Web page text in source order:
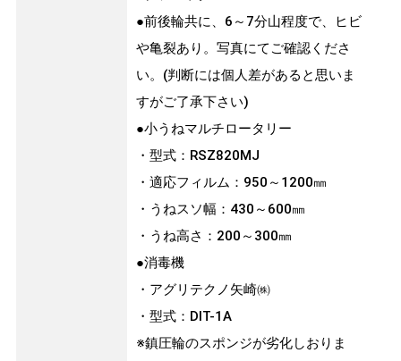
●前後輪共に、6～7分山程度で、ヒビ
や亀裂あり。写真にてご確認くださ
い。(判断には個人差があると思いま
すがご了承下さい)
●小うねマルチロータリー
・型式：RSZ820MJ
・適応フィルム：950～1200㎜
・うねスソ幅：430～600㎜
・うね高さ：200～300㎜
●消毒機
・アグリテクノ矢崎㈱
・型式：DIT-1A
※鎮圧輪のスポンジが劣化しおりま